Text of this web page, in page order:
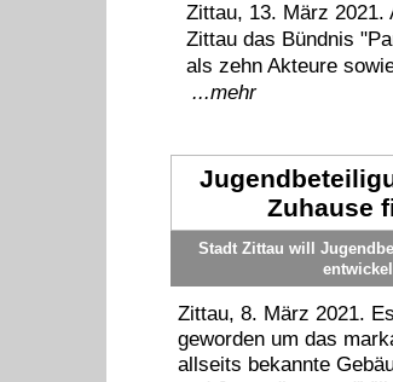
Zittau, 13. März 2021.
Zittau das Bündnis
als zehn Akteure
...mehr
Zuhause
Stadt Zittau will
Zittau, 8. März 2021.
geworden um das
allseits bekannte